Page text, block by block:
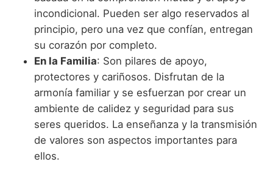
incondicional. Pueden ser algo reservados al
principio, pero una vez que confían, entregan
su corazón por completo.
En la Familia: Son pilares de apoyo,
protectores y cariñosos. Disfrutan de la
armonía familiar y se esfuerzan por crear un
ambiente de calidez y seguridad para sus
seres queridos. La enseñanza y la transmisión
de valores son aspectos importantes para
ellos.